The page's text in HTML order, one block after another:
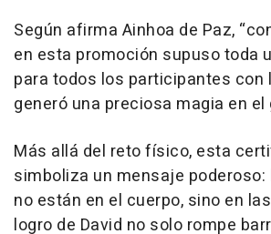
Según afirma Ainhoa de Paz,
en esta promoción supuso toda
para todos los participantes con
generó una preciosa magia en el
Más allá del reto físico, esta
simboliza un mensaje
no están en el cuerpo, sino en
logro de David no solo rompe